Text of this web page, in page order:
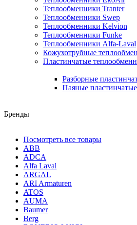
Теплообменники Tranter
Теплообменники Swep
Теплообменники Kelvion
Теплообменники Funke
Теплообменники Alfa-Laval
Кожухотрубные
Пластинчатые
Разборные
Паяные
Бренды
Посмотреть все товары
ABB
ADCA
Alfa Laval
ARGAL
ARI Armaturen
ATOS
AUMA
Baumer
Berg